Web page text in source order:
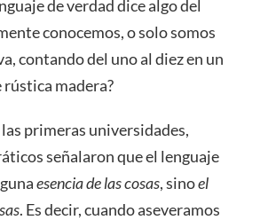
de verdad dice algo del
conocemos, o solo somos
contando del uno al diez en un
madera?
las primeras universidades,
señalaron que el lenguaje
esencia de las cosas, sinoel
. Es decir, cuando aseveramos